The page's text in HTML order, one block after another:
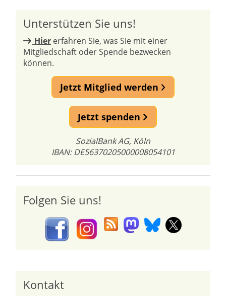
Unterstützen Sie uns!
Hier erfahren Sie, was Sie mit einer
Mitgliedschaft oder Spende bezwecken
können.
Jetzt Mitglied werden
Jetzt spenden
SozialBank AG, Köln
IBAN: DE56370205000008054101
Folgen Sie uns!
Kontakt